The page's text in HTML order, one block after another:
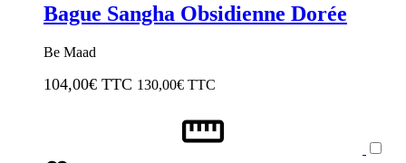
Bague Sangha Obsidienne Dorée
Be Maad
104,00€ TTC 130,00€ TTC